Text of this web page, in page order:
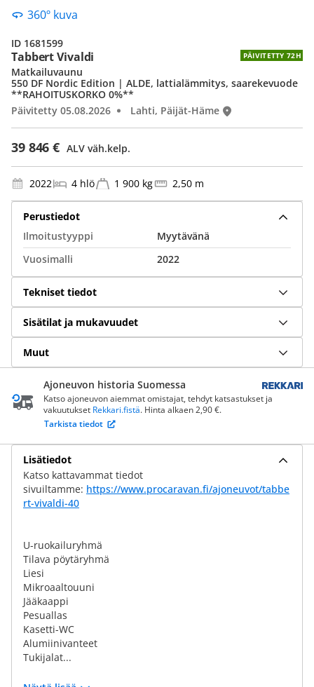
Tabbert Vivaldi PÄIVITETTY 72H
39 846 € ALV väh.kelp.
Matkailuvaunu
550 DF Nordic Edition | ALDE, lattialämmitys, saarekevuode
**RAHOITUSKORKO 0%**
Päivitetty 05.08.2026
Lahti, Päijät-Häme
ID 1681599
360º kuva
2022 4 hlö 1 900 kg 2,50 m
Perustiedot
Ilmoitustyyppi
Myytävänä
Vuosimalli
2022
Tekniset tiedot
Sisätilat ja mukavuudet
Muut
Ajoneuvon historia Suomessa
Katso ajoneuvon aiemmat omistajat, tehdyt katsastukset ja
vakuutukset Rekkari.fistä. Hinta alkaen 2,90 €.
Tarkista tiedot
Lisätiedot
Katso kattavammat tiedot
sivuiltamme: https://www.procaravan.fi/ajoneuvot/tabbe
rt-vivaldi-40
U-ruokailuryhmä
Tilava pöytäryhmä
Liesi
Mikroaaltouuni
Jääkaappi
Pesuallas
Kasetti-WC
Alumiinivanteet
Tukijalat...